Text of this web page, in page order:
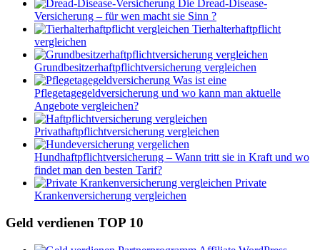
Die Dread-Disease-
Versicherung – für wen macht sie Sinn ?
Tierhalterhaftpflicht
vergleichen
Grundbesitzerhaftpflichtversicherung vergleichen
Was ist eine
Pflegetagegeldversicherung und wo kann man aktuelle
Angebote vergleichen?
Privathaftpflichtversicherung vergleichen
Hundhaftpflichtversicherung – Wann tritt sie in Kraft und wo
findet man den besten Tarif?
Private
Krankenversicherung vergleichen
Geld verdienen TOP 10